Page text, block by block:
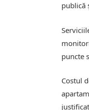
publică
puncte
Costul